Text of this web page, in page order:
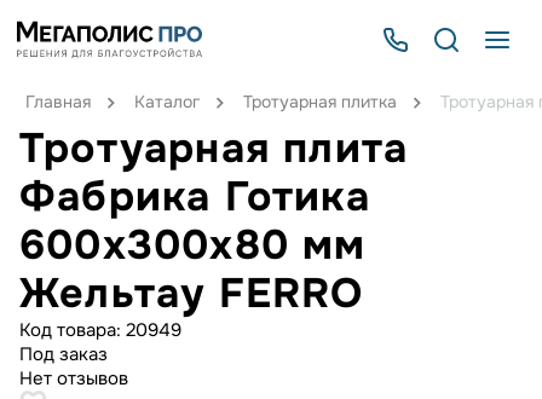
Главная Каталог Тротуарная плитка
Тротуарная плита
Фабрика Готика
600x300x80 мм
Жельтау FERRO
Код товара: 20949
Под заказ
Нет отзывов